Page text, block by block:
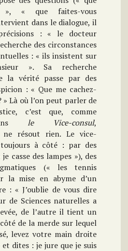
», « que faites-vous
dans le dialogue, il
: « le docteur
des circonstances
: « ils insistent sur
». Sa recherche
la vérité passe par des
: « Que me cachez-
» Là où l’on peut parler de
c’est que, comme
le Vice-consul,
ne résout rien. Le vice-
à côté : par des
casse des lampes »), des
(« les tennis
la mise en abyme d’un
: « J’oublie de vous dire
de Sciences naturelles a
de l’autre il tient un
de la merde sur lequel
levez votre main droite
dites : je jure que je suis